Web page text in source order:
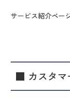
サービス紹介ペー
■ カスタマ